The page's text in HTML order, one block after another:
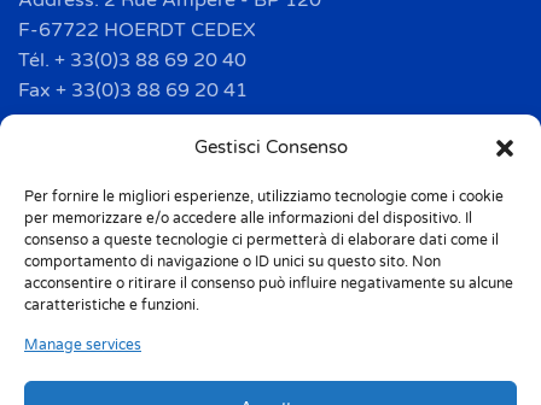
Gestisci Consenso
Per fornire le migliori esperienze, utilizziamo tecnologie come i cookie
per memorizzare e/o accedere alle informazioni del dispositivo. Il
consenso a queste tecnologie ci permetterà di elaborare dati come il
comportamento di navigazione o ID unici su questo sito. Non
acconsentire o ritirare il consenso può influire negativamente su alcune
caratteristiche e funzioni.
Manage services
F-67722 HOERDT CEDEX
Tél. + 33(0)3 88 69 20 40
Fax + 33(0)3 88 69 20 41
info.france@m-home.com
Mondex Menaje España S.a.
Address: Ctra de Girona, km. 101.5
E-17160 Angles (Girona)
Tel. + 34 9 72 42 32 50
info.spain@m-home.com